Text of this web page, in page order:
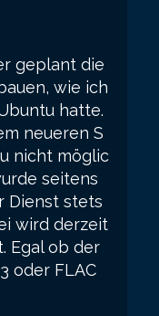
geplant die
wie ich
hatte.
neueren S
nicht möglic
seitens
Dienst stets
wird derzeit
Egal ob der
oder FLAC